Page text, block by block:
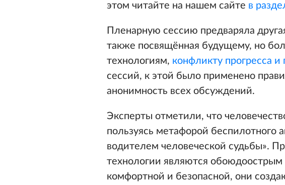
этом читайте на нашем сайте в
Пленарную сессию предваряла
также посвящённая будущему, но
технологиям, конфликту прогресса и
сессий, к этой было применено
анонимность всех обсуждений.
Эксперты отметили, что
пользуясь метафорой беспилотного
водителем человеческой судьбы».
технологии являются
комфортной и безопасной, они